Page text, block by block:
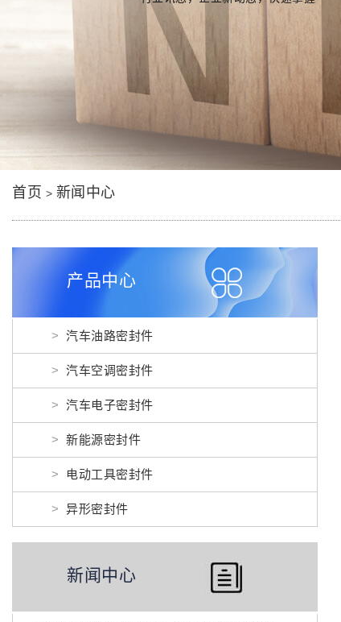
首页 > 新闻中心
产品中心
汽车油路密封件
汽车空调密封件
汽车电子密封件
新能源密封件
电动工具密封件
异形密封件
新闻中心